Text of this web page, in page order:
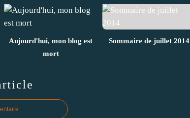
Aujourd'hui, mon blog est
mort
Sommaire de juillet 2014